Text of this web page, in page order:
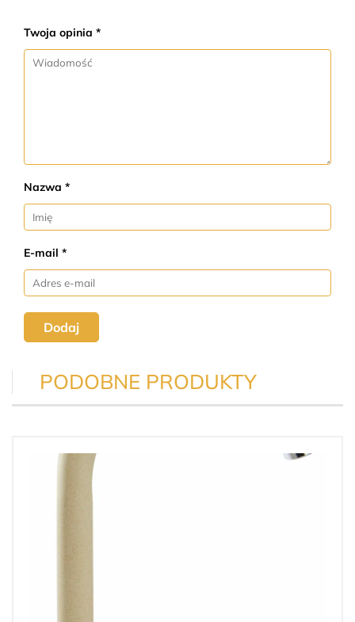
Twoja opinia *
Nazwa *
E-mail *
Dodaj
PODOBNE PRODUKTY